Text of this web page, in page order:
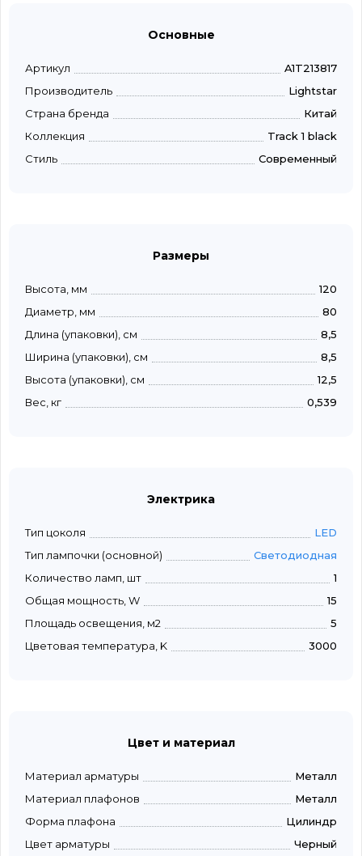
Основные
Артикул
A1T213817
Производитель
Lightstar
Страна бренда
Китай
Коллекция
Track 1 black
Стиль
Современный
Размеры
Высота, мм
120
Диаметр, мм
80
Длина (упаковки), см
8,5
Ширина (упаковки), см
8,5
Высота (упаковки), см
12,5
Вес, кг
0,539
Электрика
Тип цоколя
LED
Тип лампочки (основной)
Светодиодная
Количество ламп, шт
1
Общая мощность, W
15
Площадь освещения, м2
5
Цветовая температура, K
3000
Цвет и материал
Материал арматуры
Металл
Материал плафонов
Металл
Форма плафона
Цилиндр
Цвет арматуры
Черный